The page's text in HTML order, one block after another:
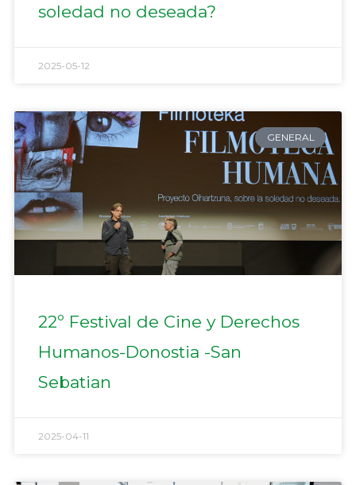
soledad no deseada?
2025-05-12
GENERAL
22º Festival de Cine y Derechos
Humanos-Donostia -San
Sebatian
2025-04-11